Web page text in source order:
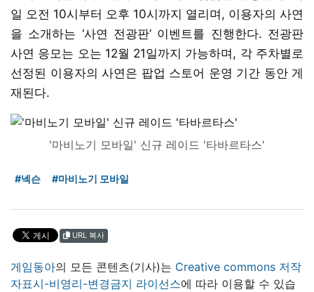
일 오전 10시부터 오후 10시까지 열리며, 이용자의 사연
을 소개하는 ‘사연 전광판’ 이벤트를 진행한다. 전광판
사연 응모는 오는 12월 21일까지 가능하며, 각 주차별로
선정된 이용자의 사연은 팝업 스토어 운영 기간 동안 게
재된다.
'마비노기 모바일' 신규 레이드 '타바르타스'
#넥슨 #마비노기 모바일
URL 복사
게임동아의 모든 콘텐츠(기사)는 Creative commons 저작
자표시-비영리-변경금지 라이선스에 따라 이용할 수 있습